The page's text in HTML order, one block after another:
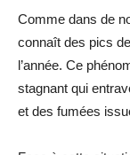
Comme dans de
connaît des pics
l’année. Ce
stagnant qui
et des fumées